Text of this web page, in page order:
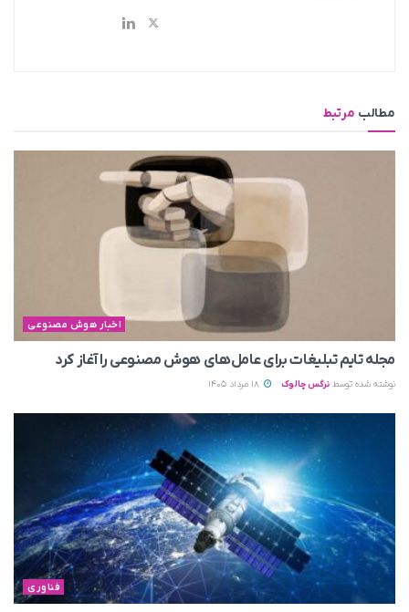
مطالب مرتبط
اخبار هوش مصنوعی
مجله تایم تبلیغات برای عامل‌های هوش مصنوعی را آغاز کرد
نوشته شده توسط نرگس چالوک
فناوری